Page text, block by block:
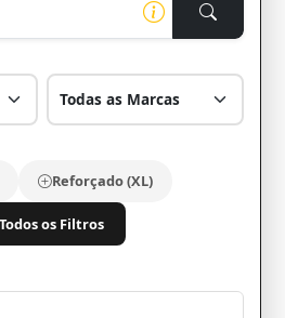
Reforçado (XL)
os Filtros